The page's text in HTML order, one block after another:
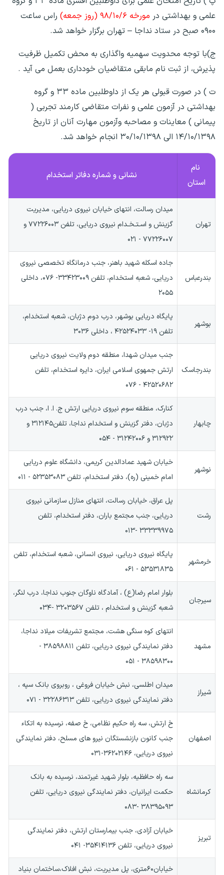
علمی و بهداشتی در مورخه ۹۸/۱۰/۶ (روز جمعه)
راس ساعت
۰۹۰۰ صبح در ستاد نداجا – تهران برگزار خواهد شد.
ج)با توجه محدویت سهمیه واگذاری به محض تکمیل ظرفیت
پذیرش، از ثبت نام مابقی متقاضیان خودداری بعمل می آید .
ت ) در صورت قبولی هر یک از داوطلبین ماده ۳۳ و گروه
بهداشتی در آزمون علمی و نفرات متقاضی کارمند تجربی (
پیمانی ) معاینات و مصاحبه وآزمون مهارت آنان از تاریخ
۱۴/۱۰/۱۳۹۸ الی ۳۰/۱۰/۱۳۹۸ انجام خواهد شد.
نام
استان
نشانی و شماره دفاتر استخدام
تهران
میدان رسالت، انتهای خیابان نیروی دریایی، مدیریت
گزینش و اسـتـخـدام نیروی دریایی، تلفن ۷۷۲۲۶۰۰۳ و
۷۷۲۲۶۰۰۷ - ۰۲۱
بندرعباس
جاده اسکله شهید باهنر، جنب درمانگاه تخصصی نیروی
دریایی، شعبه استخدام، تلفن ۳۳۴۲۳۰۰۹- ۰۷۶، داخلی
۲۰۵۵
بوشهر
پایگاه دریایی بوشهر، درب دوم دژبان، شعبه استخدام،
تلفن ۱۹- ۴۲۵۲۴۰۳۳ ، داخلی ۳۰۳۶
بندرجاسک
جنب میدان شهدا، منطقه دوم ولایت نیروی دریایی
ارتش جمهوی اسلامی ایران، دایره استخدام، تلفن
۴۲۵۲۰۶۸۲ - ۰۷۶
چابهار
کنارک، منطقه سوم نیروی دریایی ارتش ج. ا. ا، جنب درب
دژبان، دفتر گزینش و استخدام نداجا، تلفن۳۱۲۱۴۵ و
۳۱۲۹۲۲ و ۳۱۲۴۲۰۰۶ - ۰۵۴
نوشهر
خیابان شهید عمادالدین کریمی، دانشگاه علوم دریایی
امام خمینی (ره)، دفتر استخدام، تلفن ۵۲۳۵۳۰۸۳ - ۰۱۱
رشت
پل عراق، خیابان رسالت، انتهای منازل سازمانی نیروی
دریایی، جنب مجتمع باران، دفتر استخدام، تلفن
۳۳۳۳۹۹۷۵ -۰۱۳
خرمشهر
پایگاه نیروی دریایی، نیروی انسانی، شعبه استخدام، تلفن
۵۳۵۳۱۸۳۵ - ۰۶۱
سیرجان
بلوار امام رضا(ع) ، آمادگاه ناوگان جنوب نداجا، درب لنگر،
شعبه گزینش و استخدام ، تلفن ۳۲۰۳۵۶۷ -۰۳۴
مشهد
انتهای کوه سنگی هشت، مجتمع تشریفات میلاد نداجا،
دفتر نمایندگی نیروی دریایی، تلفن ۳۸۵۹۸۸۱۱ -
۳۸۵۹۸۳۰۰ - ۰۵۱
شیراز
میدان اطلسی، نبش خیابان فروغی ، روبروی بانک سپه ،
دفتر نمایندگی نیروی دریایی، تلفن ۳۲۲۸۶۳۱۳ - ۰۷۱
اصفهان
خ ارتش، سه راه حکیم نظامی، خ صفه، نرسیده به اتکاء
جنب کانون بازنشستگان نیرو های مسلح، دفتر نمایندگی
نیروی دریایی، ۳۶۲۰۲۱۴۶-۰۳۱
کرمانشاه
سه راه حافظیه، بلوار شهید غیرتمند، نرسیده به بانک
حکمت ایرانیان، دفتر نمایندگی نیروی دریایی، تلفن
۳۸۳۹۵۰۹۳ -۰۸۳
تبریز
خیابان آزادی، جنب بیمارستان ارتش، دفتر نمایندگی
نیروی دریایی، تلفن ۳۵۴۱۴۱۳۶- ۰۴۱
خیابان۶۰متری، پل مدیریت، نبش افلاک،ساختمان بنیاد